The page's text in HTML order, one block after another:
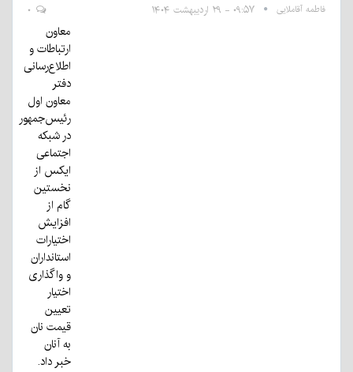
فاطمه آقاملایی ۰۹:۵۷ - ۲۹ اردیبهشت ۱۴۰۴
معاون
ارتباطات و
اطلاع‌رسانی
دفتر
معاون اول
رئیس‌جمهور
در شبکه
اجتماعی
ایکس از
نخستین
گام از
افزایش
اختیارات
استانداران
و واگذاری
اختیار
تعیین
قیمت نان
به آنان
خبر داد.